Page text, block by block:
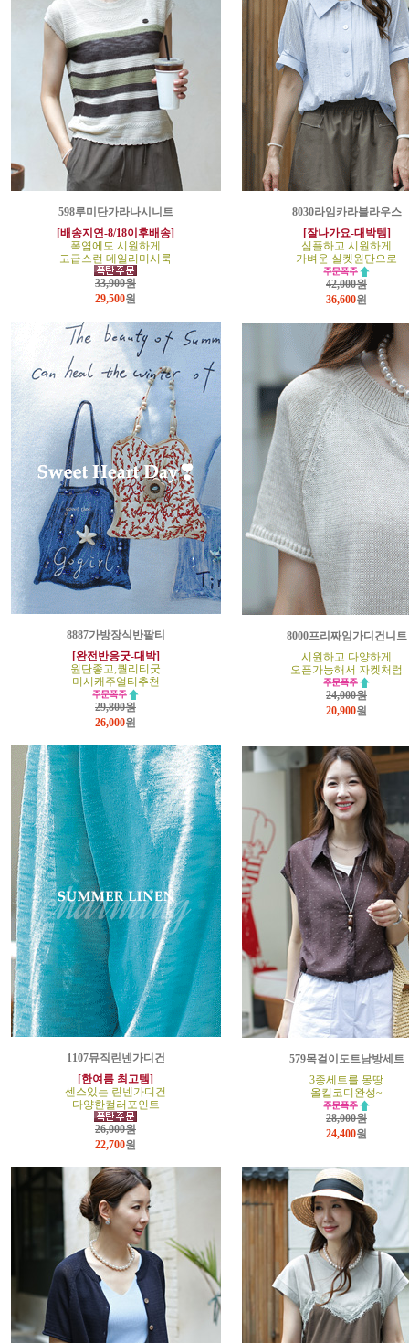
598루미단가라나시니트
[배송지연-8/18이후배송]
폭염에도 시원하게
고급스런 데일리미시룩
33,900원
29,500원
8030라임카라블라우스
[잘나가요-대박템]
심플하고 시원하게
가벼운 실켓원단으로
42,000원
36,600원
8887가방장식반팔티
[완전반응굿-대박]
원단좋고,퀄리티굿
미시캐주얼티추천
29,800원
26,000원
8000프리짜임가디건니트
시원하고 다양하게
오픈가능해서 자켓처럼
24,000원
20,900원
1107뮤직린넨가디건
[한여름 최고템]
센스있는 린넨가디건
다양한컬러포인트
26,000원
22,700원
579목걸이도트남방세트
3종세트를 몽땅
올킬코디완성~
28,000원
24,400원